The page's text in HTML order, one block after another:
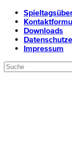
Downloads
Impressum